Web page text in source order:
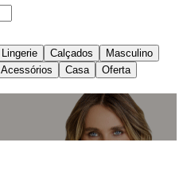
Lingerie Calçados
Masculino
Acessórios Casa Oferta